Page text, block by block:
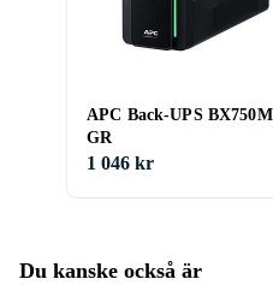
APC Back-UPS
GR
1 046 kr
Du kanske också är